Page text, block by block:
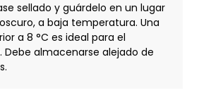
sellado y guárdelo en un lugar
a baja temperatura. Una
a 8 °C es ideal para el
almacenarse alejado de